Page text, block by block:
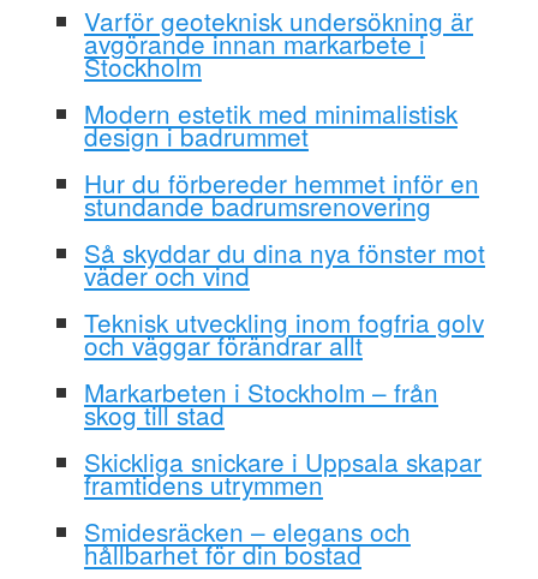
Varför geoteknisk undersökning är
avgörande innan markarbete i
Stockholm
Modern estetik med minimalistisk
design i badrummet
Hur du förbereder hemmet inför en
stundande badrumsrenovering
Så skyddar du dina nya fönster mot
väder och vind
Teknisk utveckling inom fogfria golv
och väggar förändrar allt
Markarbeten i Stockholm – från
skog till stad
Skickliga snickare i Uppsala skapar
framtidens utrymmen
Smidesräcken – elegans och
hållbarhet för din bostad